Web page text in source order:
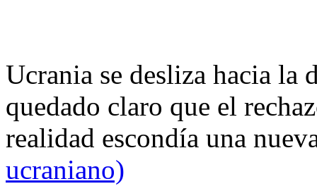
Ucrania se desliza hacia
quedado claro que el
realidad escondía una
ucraniano)